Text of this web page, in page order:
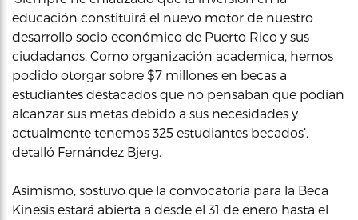
educación constituirá el nuevo motor de nuestro
desarrollo socio económico de Puerto Rico y sus
ciudadanos. Como organización academica, hemos
podido otorgar sobre $7 millones en becas a
estudiantes destacados que no pensaban que podían
alcanzar sus metas debido a sus necesidades y
actualmente tenemos 325 estudiantes becados’,
detalló Fernández Bjerg.
Asimismo, sostuvo que la convocatoria para la Beca
Kinesis estará abierta a desde el 31 de enero hasta el